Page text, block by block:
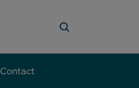
Contact